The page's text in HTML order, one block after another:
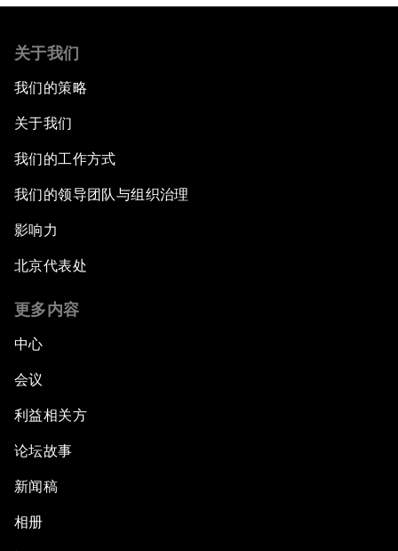
关于我们
我们的策略
关于我们
我们的工作方式
我们的领导团队与组织治理
影响力
北京代表处
更多内容
中心
会议
利益相关方
论坛故事
新闻稿
相册